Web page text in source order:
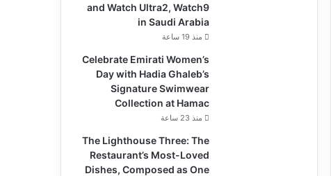
and Watch Ultra2, Watch9
in Saudi Arabia
منذ 19 ساعة
Celebrate Emirati Women’s
Day with Hadia Ghaleb’s
Signature Swimwear
Collection at Hamac
منذ 23 ساعة
The Lighthouse Three: The
Restaurant’s Most-Loved
Dishes, Composed as One